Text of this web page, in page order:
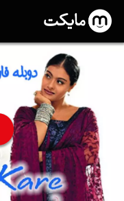
فیلم هندی به دل بگو
Kare 1999
۱۱۹ 87% ۵.۱
ساخت هند سال 1999
رده
هندی
درام عاشقانه